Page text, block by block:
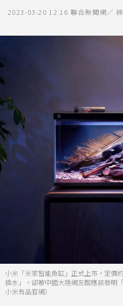
2023-03-20 12:16 聯合新聞網／
小米「米家智能魚缸」正式上市，定價
換水」，卻被中國大陸網友酸應該發明
小米有品官網）